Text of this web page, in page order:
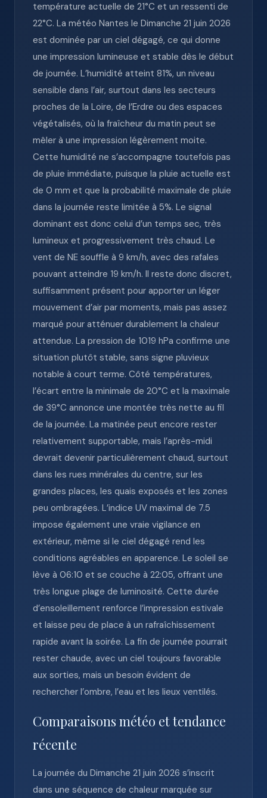
température actuelle de 21°C et un ressenti de
22°C. La météo Nantes le Dimanche 21 juin 2026
est dominée par un ciel dégagé, ce qui donne
une impression lumineuse et stable dès le début
de journée. L’humidité atteint 81%, un niveau
sensible dans l’air, surtout dans les secteurs
proches de la Loire, de l’Erdre ou des espaces
végétalisés, où la fraîcheur du matin peut se
mêler à une impression légèrement moite.
Cette humidité ne s’accompagne toutefois pas
de pluie immédiate, puisque la pluie actuelle est
de 0 mm et que la probabilité maximale de pluie
dans la journée reste limitée à 5%. Le signal
dominant est donc celui d’un temps sec, très
lumineux et progressivement très chaud. Le
vent de NE souffle à 9 km/h, avec des rafales
pouvant atteindre 19 km/h. Il reste donc discret,
suffisamment présent pour apporter un léger
mouvement d’air par moments, mais pas assez
marqué pour atténuer durablement la chaleur
attendue. La pression de 1019 hPa confirme une
situation plutôt stable, sans signe pluvieux
notable à court terme. Côté températures,
l’écart entre la minimale de 20°C et la maximale
de 39°C annonce une montée très nette au fil
de la journée. La matinée peut encore rester
relativement supportable, mais l’après-midi
devrait devenir particulièrement chaud, surtout
dans les rues minérales du centre, sur les
grandes places, les quais exposés et les zones
peu ombragées. L’indice UV maximal de 7.5
impose également une vraie vigilance en
extérieur, même si le ciel dégagé rend les
conditions agréables en apparence. Le soleil se
lève à 06:10 et se couche à 22:05, offrant une
très longue plage de luminosité. Cette durée
d’ensoleillement renforce l’impression estivale
et laisse peu de place à un rafraîchissement
rapide avant la soirée. La fin de journée pourrait
rester chaude, avec un ciel toujours favorable
aux sorties, mais un besoin évident de
rechercher l’ombre, l’eau et les lieux ventilés.
Comparaisons météo et tendance
récente
La journée du Dimanche 21 juin 2026 s’inscrit
dans une séquence de chaleur marquée sur